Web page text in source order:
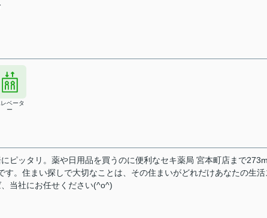
レベータ
ー
ピッタリ。薬や日用品を買うのに便利なセキ薬局 宮本町店まで
。住まい探しで大切なことは、その住まいがどれだけあなたの生活
当社にお任せください(^o^)